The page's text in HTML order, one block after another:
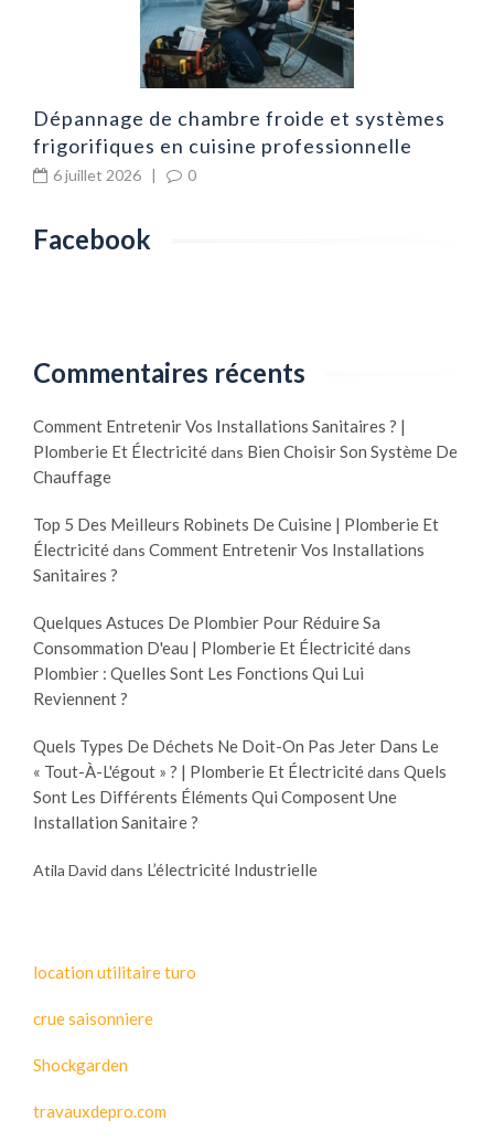
Dépannage de chambre froide et systèmes
frigorifiques en cuisine professionnelle
6 juillet 2026 | 0
Facebook
Commentaires récents
Comment Entretenir Vos Installations Sanitaires ? |
Plomberie Et Électricitédans Bien Choisir Son Système De
Chauffage
Top 5 Des Meilleurs Robinets De Cuisine | Plomberie Et
Électricitédans Comment Entretenir Vos Installations
Sanitaires ?
Quelques Astuces De Plombier Pour Réduire Sa
Consommation D'eau | Plomberie Et Électricitédans
Plombier : Quelles Sont Les Fonctions Qui Lui
Reviennent ?
Quels Types De Déchets Ne Doit-On Pas Jeter Dans Le
« Tout-À-L'égout » ? | Plomberie Et Électricitédans Quels
Sont Les Différents Éléments Qui Composent Une
Installation Sanitaire ?
Atila David dans L’électricité Industrielle
location utilitaire turo
crue saisonniere
Shockgarden
travauxdepro.com